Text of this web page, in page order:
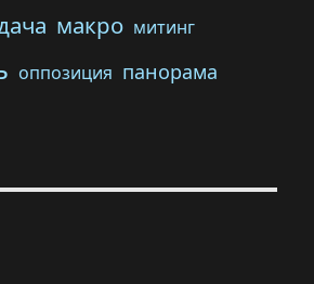
макро митинг
оппозиция панорама